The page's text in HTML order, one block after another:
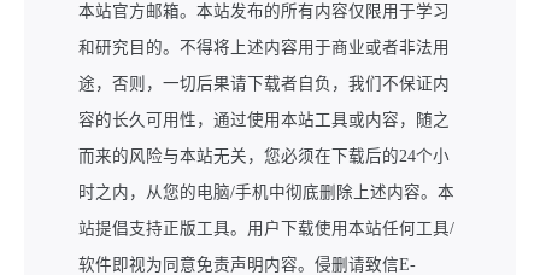
本站官方邮箱。本站发布的所有内容仅限用于学习
和研究目的。不得将上述内容用于商业或者非法用
途，否则，一切后果请下载者自负，我们不保证内
容的长久可用性，通过使用本站工具或内容，随之
而来的风险与本站无关，您必须在下载后的24个小
时之内，从您的电脑/手机中彻底删除上述内容。本
站提倡支持正版工具。用户下载使用本站任何工具/
软件即视为同意免责声明内容。侵删请致信E-